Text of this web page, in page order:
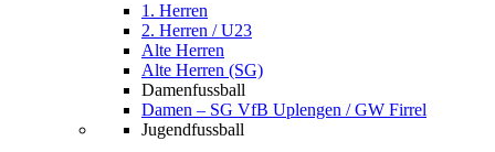
1. Herren
2. Herren / U23
Alte Herren
Alte Herren (SG)
Damenfussball
Damen – SG VfB Uplengen / GW Firrel
Jugendfussball